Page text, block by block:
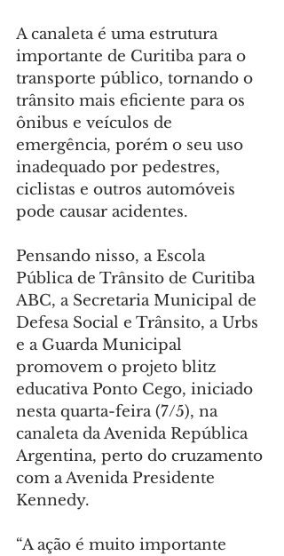
A canaleta é uma estrutura
importante de Curitiba para o
transporte público, tornando o
trânsito mais eficiente para os
ônibus e veículos de
emergência, porém o seu uso
inadequado por pedestres,
ciclistas e outros automóveis
pode causar acidentes.
Pensando nisso, a Escola
Pública de Trânsito de Curitiba
ABC, a Secretaria Municipal de
Defesa Social e Trânsito, a Urbs
e a Guarda Municipal
promovem o projeto blitz
educativa Ponto Cego, iniciado
nesta quarta-feira (7/5), na
canaleta da Avenida República
Argentina, perto do cruzamento
com a Avenida Presidente
Kennedy.
“A ação é muito importante